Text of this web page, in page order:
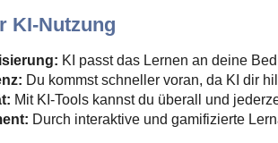
KI-Nutzung
KI passt das Lernen an deine
Du kommst schneller voran, da KI dir
Mit KI-Tools kannst du überall und
Durch interaktive und gamifizierte